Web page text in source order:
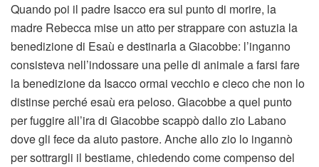
Quando poi il padre Isacco era sul punto di morire, la
madre Rebecca mise un atto per strappare con astuzia la
benedizione di Esaù e destinarla a Giacobbe: l’inganno
consisteva nell’indossare una pelle di animale a farsi fare
la benedizione da Isacco ormai vecchio e cieco che non lo
distinse perché esaù era peloso. Giacobbe a quel punto
per fuggire all’ira di Giacobbe scappò dallo zio Labano
dove gli fece da aiuto pastore. Anche allo zio lo ingannò
per sottrargli il bestiame, chiedendo come compenso del